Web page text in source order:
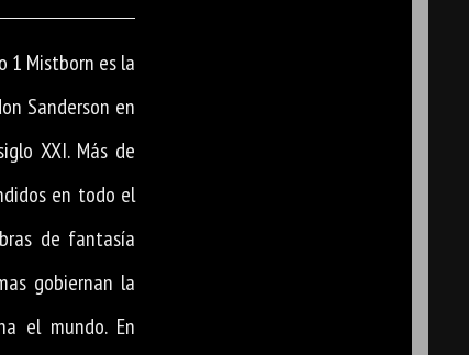
1 Mistborn es la
Sanderson en
XXI. Más de
en todo el
de fantasía
gobiernan la
el mundo. En